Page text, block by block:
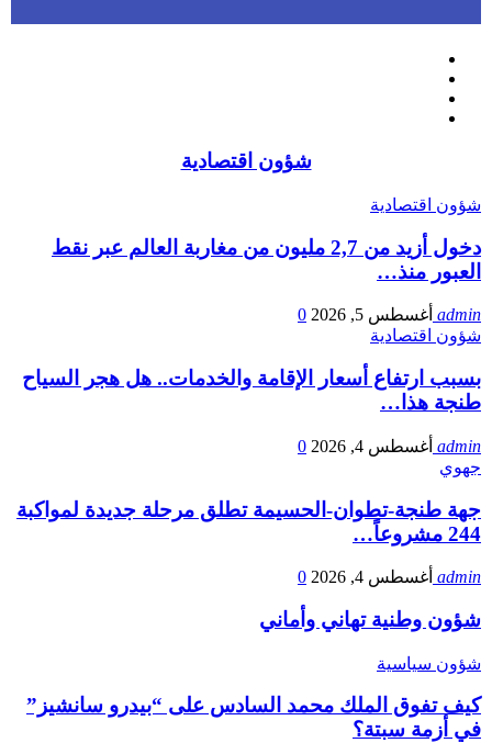
شؤون اقتصادية
شؤون اقتصادية
دخول أزيد من 2,7 مليون من مغاربة العالم عبر نقط
العبور منذ…
admin أغسطس 5, 2026
0
شؤون اقتصادية
بسبب ارتفاع أسعار الإقامة والخدمات.. هل هجر السياح
طنجة هذا…
admin أغسطس 4, 2026
0
جهوي
جهة طنجة-تطوان-الحسيمة تطلق مرحلة جديدة لمواكبة
244 مشروعاً…
admin أغسطس 4, 2026 0
شؤون وطنيةتهاني وأماني
شؤون سياسية
كيف تفوق الملك محمد السادس على “بيدرو سانشيز”
في أزمة سبتة؟